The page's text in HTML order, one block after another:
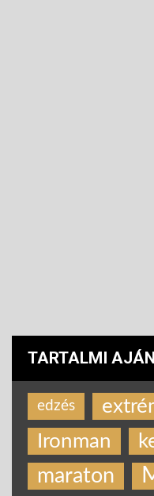
TARTALMI
edzés
Ironman
maraton